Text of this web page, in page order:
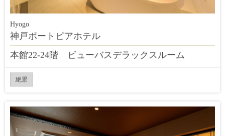
Hyogo
神戸ポートピアホテル
本館22-24階 ビューバスデラックスルーム
絶景